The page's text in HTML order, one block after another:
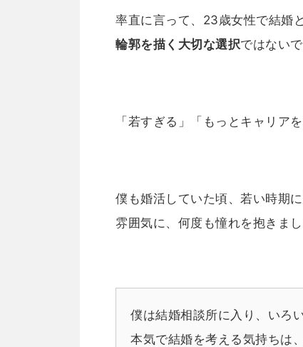
率直に言って、23歳女性で結婚
輪郭を描く大切な選択ではない
「若すぎる」「もっとキャリア
僕も婚活していた頃、若い時期
雰囲気に、何度も憧れを抱きまし
僕は結婚相談所に入り、いろ
本気で結婚を考える気持ちは